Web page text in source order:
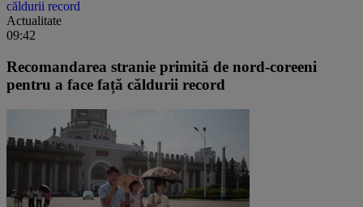
căldurii record
Actualitate
09:42
Recomandarea stranie primită de nord-coreeni
pentru a face față căldurii record